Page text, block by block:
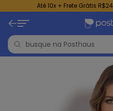
Até 10x + Frete Grátis